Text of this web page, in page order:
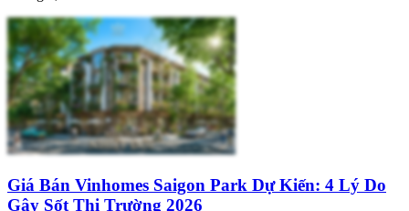
Giá Bán Vinhomes Saigon Park Dự Kiến: 4 Lý Do
Gây Sốt Thị Trường 2026